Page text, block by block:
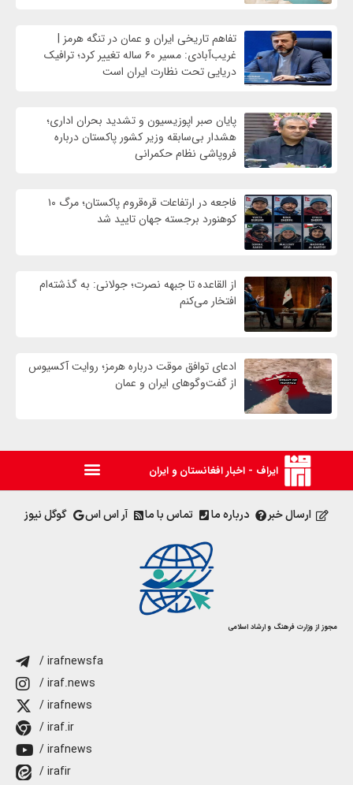
تفاهم تاریخی ایران و عمان در تنگه هرمز |
غریب‌آبادی: مسیر ۶۰ ساله تغییر کرد؛ ترافیک
دریایی تحت نظارت ایران است
پایان صبر اپوزیسیون و تشدید بحران اداری؛
هشدار بی‌سابقه وزیر کشور پاکستان درباره
فروپاشی نظام حکمرانی
فاجعه در ارتفاعات قره‌قروم پاکستان؛ مرگ ۱۰
کوهنورد برجسته جهان تایید شد
از القاعده تا جبهه نصرت؛ جولانی: به گذشته‌ام
افتخار می‌کنم
ادعای توافق موقت درباره هرمز؛ روایت آکسیوس
از گفت‌وگوهای ایران و عمان
ایراف - اخبار افغانستان و ایران
ارسال خبر درباره ما تماس با ما آر اس اس گوگل نیوز
مجوز از وزارت فرهنگ و ارشاد اسلامی
/ irafnewsfa
/ iraf.news
/ irafnews
/ iraf.ir
/ irafnews
/ irafir